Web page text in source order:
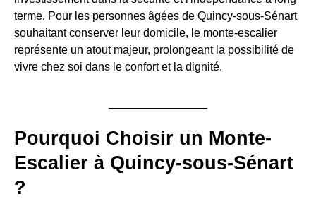
terme. Pour les personnes âgées de Quincy-sous-Sénart
souhaitant conserver leur domicile, le monte-escalier
représente un atout majeur, prolongeant la possibilité de
vivre chez soi dans le confort et la dignité.
Pourquoi Choisir un Monte-
Escalier à Quincy-sous-Sénart
?